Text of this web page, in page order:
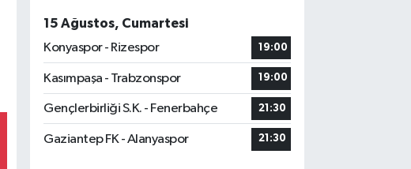
15 Ağustos, Cumartesi
Konyaspor - Rizespor
19:00
Kasımpaşa - Trabzonspor 19:00
Gençlerbirliği S.K. - Fenerbahçe 21:30
Gaziantep FK - Alanyaspor 21:30